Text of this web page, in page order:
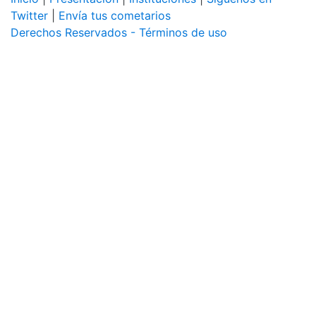
Twitter
Envía tus cometarios
Derechos Reservados - Términos de uso